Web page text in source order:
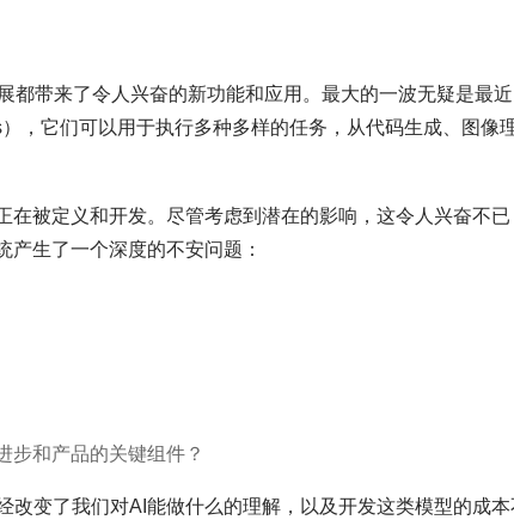
都带来了令人兴奋的新功能和应用。最大的一波无疑是最
，它们可以用于执行多种多样的任务，从代码生成、图像
被定义和开发。尽管考虑到潜在的影响，这令人兴奋不已
生了一个深度的不安问题：
步和产品的关键组件？
改变了我们对AI能做什么的理解，以及开发这类模型的成本